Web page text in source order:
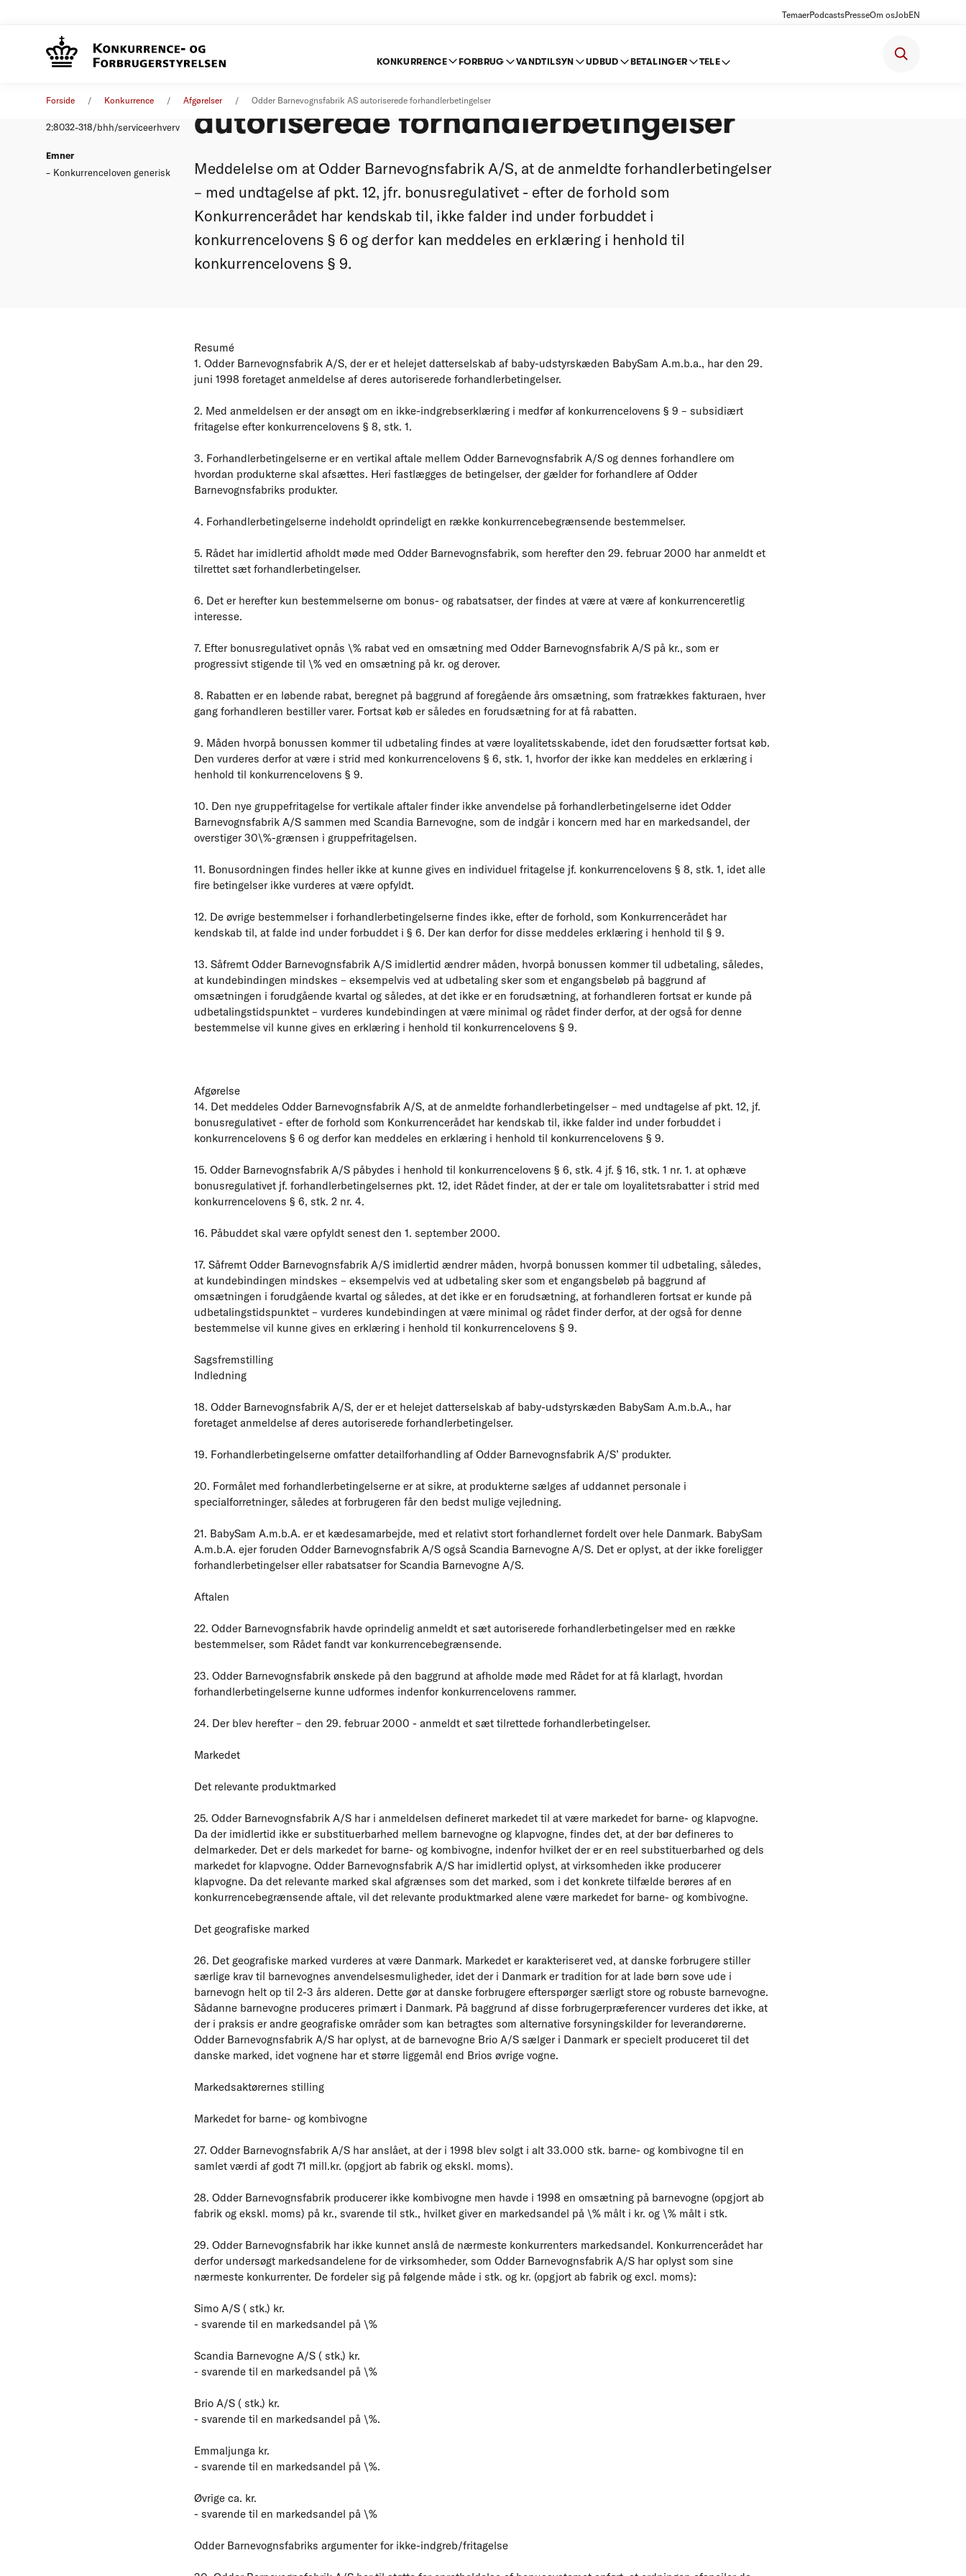
TemaerPodcastsPresseOm osJobEN
KONKURRENCE FORBRUG VANDTILSYN UDBUD BETALINGER TELE
Forside Konkurrence Afgørelser Odder Barnevognsfabrik AS autoriserede forhandlerbetingelser
2:8032-318/bhh/serviceerhverv
Emner
Konkurrenceloven generisk
autoriserede forhandlerbetingelser
Meddelelse om at Odder Barnevognsfabrik A/S, at de anmeldte forhandlerbetingelser
– med undtagelse af pkt. 12, jfr. bonusregulativet - efter de forhold som
Konkurrencerådet har kendskab til, ikke falder ind under forbuddet i
konkurrencelovens § 6 og derfor kan meddeles en erklæring i henhold til
konkurrencelovens § 9.
Resumé
1. Odder Barnevognsfabrik A/S, der er et helejet datterselskab af baby-udstyrskæden BabySam A.m.b.a., har den 29.
juni 1998 foretaget anmeldelse af deres autoriserede forhandlerbetingelser.
2. Med anmeldelsen er der ansøgt om en ikke-indgrebserklæring i medfør af konkurrencelovens § 9 – subsidiært
fritagelse efter konkurrencelovens § 8, stk. 1.
3. Forhandlerbetingelserne er en vertikal aftale mellem Odder Barnevognsfabrik A/S og dennes forhandlere om
hvordan produkterne skal afsættes. Heri fastlægges de betingelser, der gælder for forhandlere af Odder
Barnevognsfabriks produkter.
4. Forhandlerbetingelserne indeholdt oprindeligt en række konkurrencebegrænsende bestemmelser.
5. Rådet har imidlertid afholdt møde med Odder Barnevognsfabrik, som herefter den 29. februar 2000 har anmeldt et
tilrettet sæt forhandlerbetingelser.
6. Det er herefter kun bestemmelserne om bonus- og rabatsatser, der findes at være at være af konkurrenceretlig
interesse.
7. Efter bonusregulativet opnås \% rabat ved en omsætning med Odder Barnevognsfabrik A/S på kr., som er
progressivt stigende til \% ved en omsætning på kr. og derover.
8. Rabatten er en løbende rabat, beregnet på baggrund af foregående års omsætning, som fratrækkes fakturaen, hver
gang forhandleren bestiller varer. Fortsat køb er således en forudsætning for at få rabatten.
9. Måden hvorpå bonussen kommer til udbetaling findes at være loyalitetsskabende, idet den forudsætter fortsat køb.
Den vurderes derfor at være i strid med konkurrencelovens § 6, stk. 1, hvorfor der ikke kan meddeles en erklæring i
henhold til konkurrencelovens § 9.
10. Den nye gruppefritagelse for vertikale aftaler finder ikke anvendelse på forhandlerbetingelserne idet Odder
Barnevognsfabrik A/S sammen med Scandia Barnevogne, som de indgår i koncern med har en markedsandel, der
overstiger 30\%-grænsen i gruppefritagelsen.
11. Bonusordningen findes heller ikke at kunne gives en individuel fritagelse jf. konkurrencelovens § 8, stk. 1, idet alle
fire betingelser ikke vurderes at være opfyldt.
12. De øvrige bestemmelser i forhandlerbetingelserne findes ikke, efter de forhold, som Konkurrencerådet har
kendskab til, at falde ind under forbuddet i § 6. Der kan derfor for disse meddeles erklæring i henhold til § 9.
13. Såfremt Odder Barnevognsfabrik A/S imidlertid ændrer måden, hvorpå bonussen kommer til udbetaling, således,
at kundebindingen mindskes – eksempelvis ved at udbetaling sker som et engangsbeløb på baggrund af
omsætningen i forudgående kvartal og således, at det ikke er en forudsætning, at forhandleren fortsat er kunde på
udbetalingstidspunktet – vurderes kundebindingen at være minimal og rådet finder derfor, at der også for denne
bestemmelse vil kunne gives en erklæring i henhold til konkurrencelovens § 9.
Afgørelse
14. Det meddeles Odder Barnevognsfabrik A/S, at de anmeldte forhandlerbetingelser – med undtagelse af pkt. 12, jf.
bonusregulativet - efter de forhold som Konkurrencerådet har kendskab til, ikke falder ind under forbuddet i
konkurrencelovens § 6 og derfor kan meddeles en erklæring i henhold til konkurrencelovens § 9.
15. Odder Barnevognsfabrik A/S påbydes i henhold til konkurrencelovens § 6, stk. 4 jf. § 16, stk. 1 nr. 1. at ophæve
bonusregulativet jf. forhandlerbetingelsernes pkt. 12, idet Rådet finder, at der er tale om loyalitetsrabatter i strid med
konkurrencelovens § 6, stk. 2 nr. 4.
16. Påbuddet skal være opfyldt senest den 1. september 2000.
17. Såfremt Odder Barnevognsfabrik A/S imidlertid ændrer måden, hvorpå bonussen kommer til udbetaling, således,
at kundebindingen mindskes – eksempelvis ved at udbetaling sker som et engangsbeløb på baggrund af
omsætningen i forudgående kvartal og således, at det ikke er en forudsætning, at forhandleren fortsat er kunde på
udbetalingstidspunktet – vurderes kundebindingen at være minimal og rådet finder derfor, at der også for denne
bestemmelse vil kunne gives en erklæring i henhold til konkurrencelovens § 9.
Sagsfremstilling
Indledning
18. Odder Barnevognsfabrik A/S, der er et helejet datterselskab af baby-udstyrskæden BabySam A.m.b.A., har
foretaget anmeldelse af deres autoriserede forhandlerbetingelser.
19. Forhandlerbetingelserne omfatter detailforhandling af Odder Barnevognsfabrik A/S’ produkter.
20. Formålet med forhandlerbetingelserne er at sikre, at produkterne sælges af uddannet personale i
specialforretninger, således at forbrugeren får den bedst mulige vejledning.
21. BabySam A.m.b.A. er et kædesamarbejde, med et relativt stort forhandlernet fordelt over hele Danmark. BabySam
A.m.b.A. ejer foruden Odder Barnevognsfabrik A/S også Scandia Barnevogne A/S. Det er oplyst, at der ikke foreligger
forhandlerbetingelser eller rabatsatser for Scandia Barnevogne A/S.
Aftalen
22. Odder Barnevognsfabrik havde oprindelig anmeldt et sæt autoriserede forhandlerbetingelser med en række
bestemmelser, som Rådet fandt var konkurrencebegrænsende.
23. Odder Barnevognsfabrik ønskede på den baggrund at afholde møde med Rådet for at få klarlagt, hvordan
forhandlerbetingelserne kunne udformes indenfor konkurrencelovens rammer.
24. Der blev herefter – den 29. februar 2000 - anmeldt et sæt tilrettede forhandlerbetingelser.
Markedet
Det relevante produktmarked
25. Odder Barnevognsfabrik A/S har i anmeldelsen defineret markedet til at være markedet for barne- og klapvogne.
Da der imidlertid ikke er substituerbarhed mellem barnevogne og klapvogne, findes det, at der bør defineres to
delmarkeder. Det er dels markedet for barne- og kombivogne, indenfor hvilket der er en reel substituerbarhed og dels
markedet for klapvogne. Odder Barnevognsfabrik A/S har imidlertid oplyst, at virksomheden ikke producerer
klapvogne. Da det relevante marked skal afgrænses som det marked, som i det konkrete tilfælde berøres af en
konkurrencebegrænsende aftale, vil det relevante produktmarked alene være markedet for barne- og kombivogne.
Det geografiske marked
26. Det geografiske marked vurderes at være Danmark. Markedet er karakteriseret ved, at danske forbrugere stiller
særlige krav til barnevognes anvendelsesmuligheder, idet der i Danmark er tradition for at lade børn sove ude i
barnevogn helt op til 2-3 års alderen. Dette gør at danske forbrugere efterspørger særligt store og robuste barnevogne.
Sådanne barnevogne produceres primært i Danmark. På baggrund af disse forbrugerpræferencer vurderes det ikke, at
der i praksis er andre geografiske områder som kan betragtes som alternative forsyningskilder for leverandørerne.
Odder Barnevognsfabrik A/S har oplyst, at de barnevogne Brio A/S sælger i Danmark er specielt produceret til det
danske marked, idet vognene har et større liggemål end Brios øvrige vogne.
Markedsaktørernes stilling
Markedet for barne- og kombivogne
27. Odder Barnevognsfabrik A/S har anslået, at der i 1998 blev solgt i alt 33.000 stk. barne- og kombivogne til en
samlet værdi af godt 71 mill.kr. (opgjort ab fabrik og ekskl. moms).
28. Odder Barnevognsfabrik producerer ikke kombivogne men havde i 1998 en omsætning på barnevogne (opgjort ab
fabrik og ekskl. moms) på kr., svarende til stk., hvilket giver en markedsandel på \% målt i kr. og \% målt i stk.
29. Odder Barnevognsfabrik har ikke kunnet anslå de nærmeste konkurrenters markedsandel. Konkurrencerådet har
derfor undersøgt markedsandelene for de virksomheder, som Odder Barnevognsfabrik A/S har oplyst som sine
nærmeste konkurrenter. De fordeler sig på følgende måde i stk. og kr. (opgjort ab fabrik og excl. moms):
Simo A/S ( stk.) kr.
- svarende til en markedsandel på \%
Scandia Barnevogne A/S ( stk.) kr.
- svarende til en markedsandel på \%
Brio A/S ( stk.) kr.
- svarende til en markedsandel på \%.
Emmaljunga kr.
- svarende til en markedsandel på \%.
Øvrige ca. kr.
- svarende til en markedsandel på \%
Odder Barnevognsfabriks argumenter for ikke-indgreb/fritagelse